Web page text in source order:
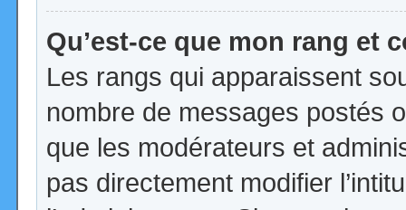
Qu’est-ce que mon rang et
Les rangs qui apparaissent
nombre de messages postés
que les modérateurs et
pas directement modifier